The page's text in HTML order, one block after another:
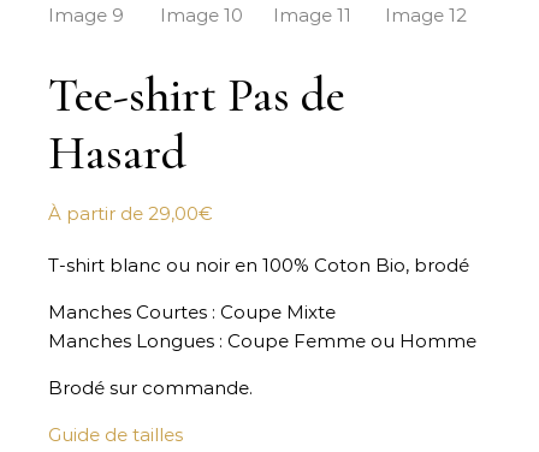
Tee-shirt Pas de
Hasard
À partir de 29,00€
T-shirt blanc ou noir en 100% Coton Bio, brodé
Manches Courtes : Coupe Mixte
Manches Longues : Coupe Femme ou Homme
Brodé sur commande.
Guide de tailles